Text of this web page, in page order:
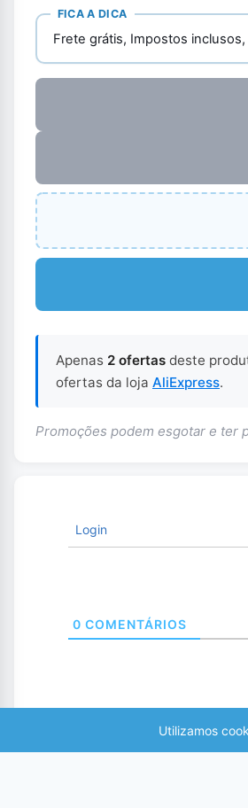
FICA A DICA
Frete grátis, Impostos
Apenas 2 ofertas deste
ofertas da loja AliExpress.
Promoções podem esgotar e ter
Login
0 COMENTÁRIOS